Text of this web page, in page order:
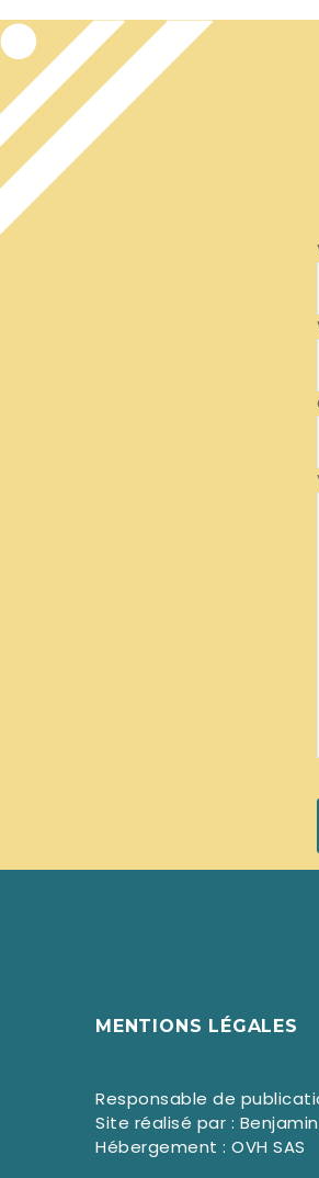
MENTIONS LÉGALES
Responsable de
Site réalisé par :
Hébergement : OVH SAS